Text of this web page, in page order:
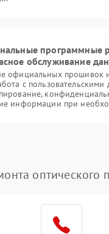
программные
обслуживание
официальных прошивок
с
информации при
оптического